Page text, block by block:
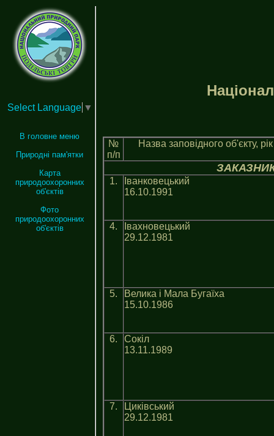
Select Language ▼
В головне меню
Природні пам'ятки
Карта
природоохоронних
об'єктів
Фото
природоохоронних
об'єктів
№
п/п
Назва заповiдного об'єкту,
1.
Іванковецький
16.10.1991
4.
Iвахновецький
29.12.1981
5.
Велика i Мала Бугаїха
15.10.1986
6.
Сокіл
13.11.1989
7.
Циківський
29.12.1981